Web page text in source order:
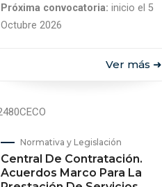
Próxima convocatoria: inicio el 5
Octubre 2026
Ver más ➜
Normativa y Legislación
Central De Contratación.
Acuerdos Marco Para La